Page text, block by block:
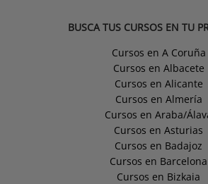
BUSCA TUS CURSOS EN TU
Cursos en A Coruña
Cursos en Albacete
Cursos en Alicante
Cursos en Almería
Cursos en Araba/
Cursos en Asturias
Cursos en Badajoz
Cursos en Barcelona
Cursos en Bizkaia